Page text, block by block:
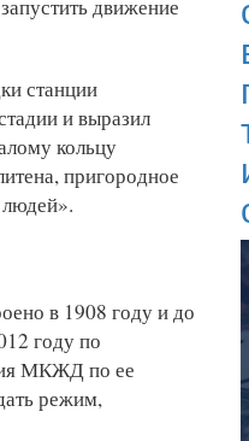
движение
станции
и выразил
кольцу
пригородное
в 1908 году и до
году по
МКЖД по ее
режим,